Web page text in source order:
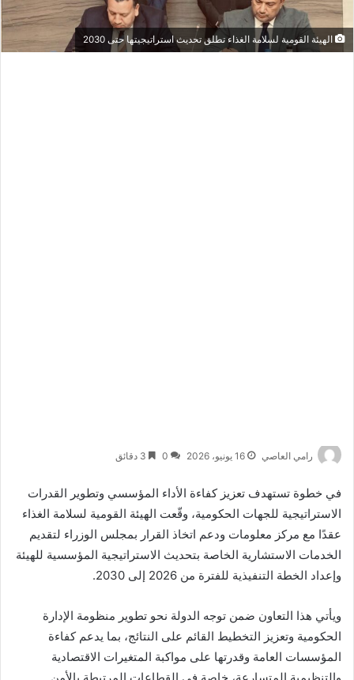
الهيئة القومية لسلامة الغذاء تطلق تحديث استراتيجيتها حتى 2030
رامي العاصي 16 يونيو، 2026 0
في خطوة تستهدف تعزيز كفاءة الأداء المؤسسي وتطوير القدرات
الاستراتيجية للجهات الحكومية، وقّعت الهيئة القومية لسلامة الغذاء
عقدًا مع مركز معلومات ودعم اتخاذ القرار بمجلس الوزراء لتقديم
الخدمات الاستشارية الخاصة بتحديث الاستراتيجية المؤسسية للهيئة
وإعداد الخطة التنفيذية للفترة من 2026 إلى 2030.
ويأتي هذا التعاون ضمن توجه الدولة نحو تطوير منظومة الإدارة
الحكومية وتعزيز التخطيط القائم على النتائج، بما يدعم كفاءة
المؤسسات العامة وقدرتها على مواكبة المتغيرات الاقتصادية